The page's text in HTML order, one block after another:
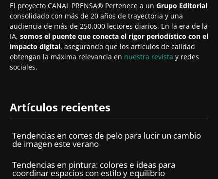
El proyecto CANAL PRENSA® Pertenece a un Grupo Editorial
consolidado con más de 20 años de trayectoria y una
audiencia de más de 250.000 lectores diarios. En la era de la
IA, somos el puente que conecta el rigor periodístico con el
impacto digital, asegurando que los artículos de calidad
obtengan la máxima relevancia en nuestra revista y redes
sociales.
Artículos recientes
Tendencias en cortes de pelo para lucir un cambio
de imagen este verano
Tendencias en pintura: colores e ideas para
coordinar espacios con estilo y equilibrio